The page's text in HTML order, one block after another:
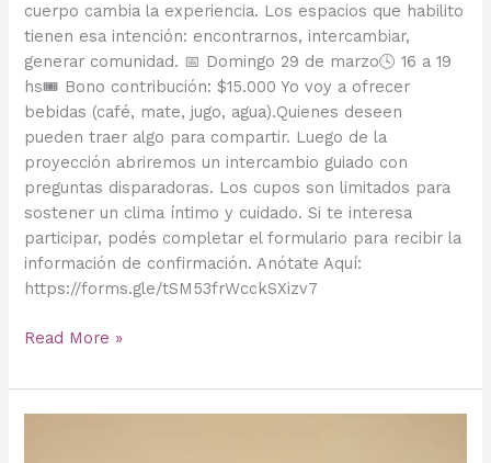
cuerpo cambia la experiencia. Los espacios que habilito
tienen esa intención: encontrarnos, intercambiar,
generar comunidad. 📅 Domingo 29 de marzo🕓 16 a 19
hs🎟 Bono contribución: $15.000 Yo voy a ofrecer
bebidas (café, mate, jugo, agua).Quienes deseen
pueden traer algo para compartir. Luego de la
proyección abriremos un intercambio guiado con
preguntas disparadoras. Los cupos son limitados para
sostener un clima íntimo y cuidado. Si te interesa
participar, podés completar el formulario para recibir la
información de confirmación. Anótate Aquí:
https://forms.gle/tSM53frWcckSXizv7
Read More »